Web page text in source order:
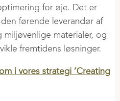
for øje. Det er
førende leverandør af
materialer, og
fremtidens løsninger.
i vores strategi ’Creating